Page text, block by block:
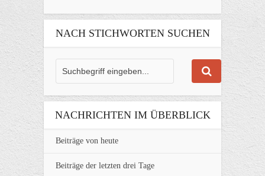
NACH STICHWORTEN SUCHEN
NACHRICHTEN IM ÜBERBLICK
Beiträge von heute
Beiträge der letzten drei Tage